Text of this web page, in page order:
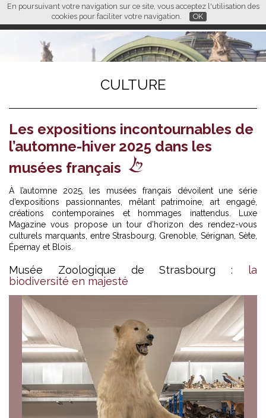
En poursuivant votre navigation sur ce site, vous acceptez l'utilisation des
cookies pour faciliter votre navigation.
OK
FR EN CN
L M
CULTURE
Les expositions incontournables de
l’automne-hiver 2025 dans les
musées français
À l’automne 2025, les musées français dévoilent une série
d’expositions passionnantes, mêlant patrimoine, art engagé,
créations contemporaines et hommages inattendus. Luxe
Magazine vous propose un tour d’horizon des rendez-vous
culturels marquants, entre Strasbourg, Grenoble, Sérignan, Sète,
Épernay et Blois.
Musée Zoologique de Strasbourg : la
biodiversité en majesté